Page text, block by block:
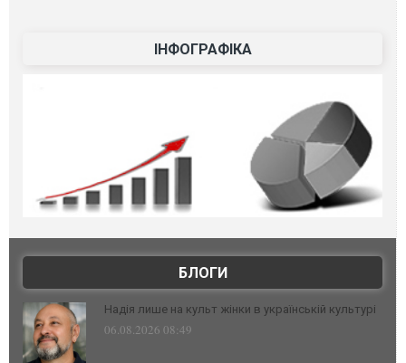
ІНФОГРАФІКА
БЛОГИ
Надія лише на культ жінки в українській культурі
06.08.2026 08:49